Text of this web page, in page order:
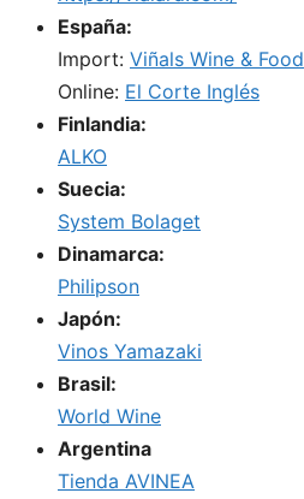
España:
Import: Viñals Wine & Food
Online: El Corte Inglés
Finlandia:
ALKO
Suecia:
System Bolaget
Dinamarca:
Philipson
Japón:
Vinos Yamazaki
Brasil:
World Wine
Argentina
Tienda AVINEA